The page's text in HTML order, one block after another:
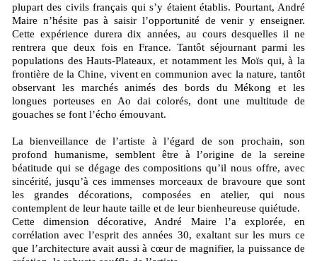
plupart des civils français qui s’y étaient établis. Pourtant, André
Maire n’hésite pas à saisir l’opportunité de venir y enseigner.
Cette expérience durera dix années, au cours desquelles il ne
rentrera que deux fois en France. Tantôt séjournant parmi les
populations des Hauts-Plateaux, et notamment les Moïs qui, à la
frontière de la Chine, vivent en communion avec la nature, tantôt
observant les marchés animés des bords du Mékong et les
longues porteuses en Ao dai colorés, dont une multitude de
gouaches se font l’écho émouvant.
La bienveillance de l’artiste à l’égard de son prochain, son
profond humanisme, semblent être à l’origine de la sereine
béatitude qui se dégage des compositions qu’il nous offre, avec
sincérité, jusqu’à ces immenses morceaux de bravoure que sont
les grandes décorations, composées en atelier, qui nous
contemplent de leur haute taille et de leur bienheureuse quiétude.
Cette dimension décorative, André Maire l’a explorée, en
corrélation avec l’esprit des années 30, exaltant sur les murs ce
que l’architecture avait aussi à cœur de magnifier, la puissance de